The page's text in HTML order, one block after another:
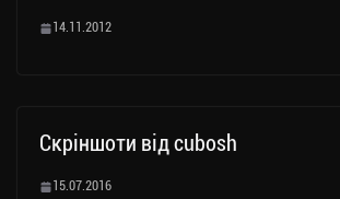
14.11.2012
Скріншоти від cubosh
15.07.2016